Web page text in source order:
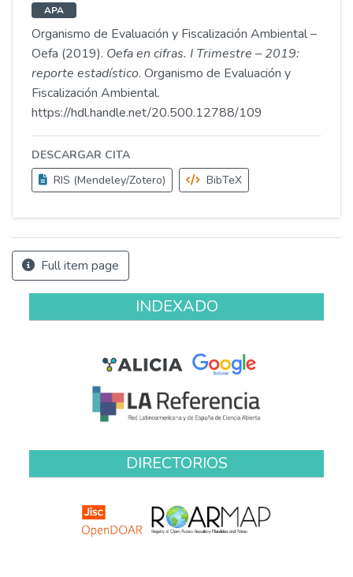
APA
Organismo de Evaluación y Fiscalización Ambiental –
Oefa (2019). Oefa en cifras. I Trimestre – 2019:
reporte estadístico. Organismo de Evaluación y
Fiscalización Ambiental.
https://hdl.handle.net/20.500.12788/109
DESCARGAR CITA
RIS (Mendeley/Zotero)
BibTeX
Full item page
INDEXADO
DIRECTORIOS